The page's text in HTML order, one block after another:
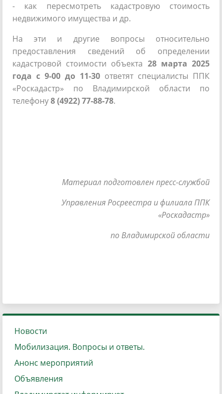
- как пересмотреть кадастровую стоимость
недвижимого имущества и др.
На эти и другие вопросы относительно
предоставления сведений об определении
кадастровой стоимости объекта 28 марта 2025
года с 9-00 до 11-30 ответят специалисты ППК
«Роскадастр» по Владимирской области по
телефону8 (4922) 77-88-78.
Материал подготовлен пресс-службой
Управления Росреестра и филиала ППК
«Роскадастр»
по Владимирской области
Новости
Мобилизация. Вопросы и ответы.
Анонс мероприятий
Объявления